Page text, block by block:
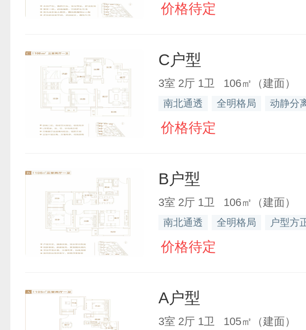
价格待定
C户型
3室 2厅 1卫 106㎡（建面）
南北通透 全明格局 动静分
价格待定
B户型
3室 2厅 1卫 106㎡（建面）
南北通透 全明格局 户型方
价格待定
A户型
3室 2厅 1卫 105㎡（建面）